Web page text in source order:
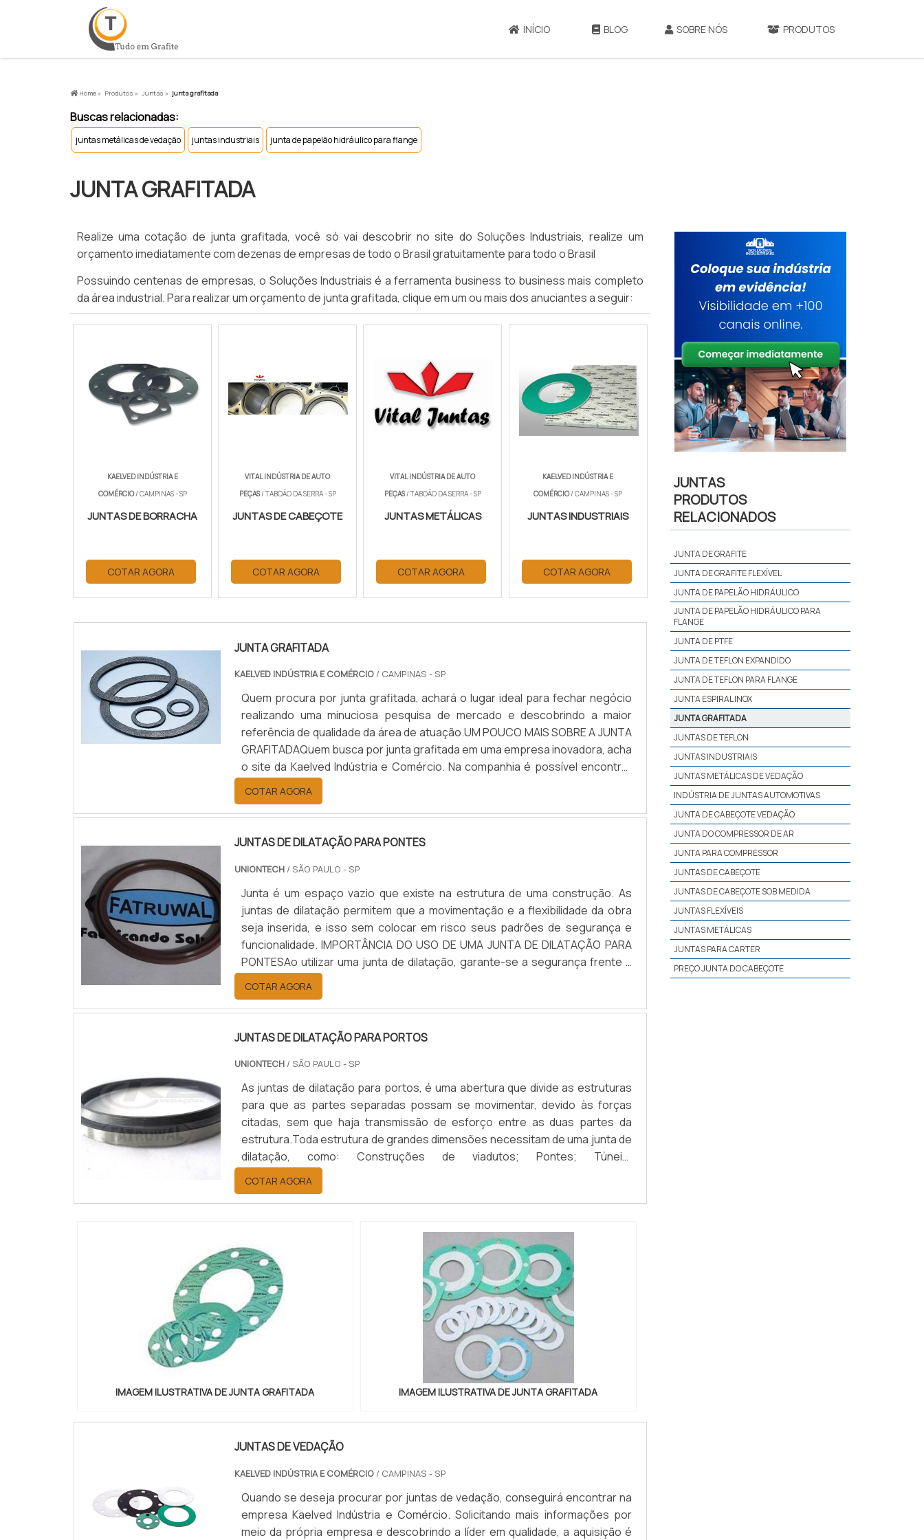
INÍCIO BLOG SOBRE NÓS PRODUTOS
Home » Produtos » Juntas » junta grafitada
Buscas relacionadas:
juntas metálicas de vedação juntas industriais junta de papelão hidráulico para flange
JUNTA GRAFITADA
Realize uma cotação de junta grafitada, você só vai descobrir no site do Soluções Industriais, realize um
orçamento imediatamente com dezenas de empresas de todo o Brasil gratuitamente para todo o Brasil
Possuindo centenas de empresas, o Soluções Industriais é a ferramenta business to business mais completo
da área industrial. Para realizar um orçamento de junta grafitada, clique em um ou mais dos anuciantes a seguir:
KAELVED INDÚSTRIA E
COMÉRCIO/ CAMPINAS - SP
JUNTAS DE BORRACHA
COTAR AGORA
VITAL INDÚSTRIA DE AUTO
PEÇAS/ TABOÃO DA SERRA - SP
JUNTAS DE CABEÇOTE
COTAR AGORA
VITAL INDÚSTRIA DE AUTO
PEÇAS/ TABOÃO DA SERRA - SP
JUNTAS METÁLICAS
COTAR AGORA
KAELVED INDÚSTRIA E
COMÉRCIO/ CAMPINAS - SP
JUNTAS INDUSTRIAIS
COTAR AGORA
JUNTA GRAFITADA
KAELVED INDÚSTRIA E COMÉRCIO / CAMPINAS - SP
Quem procura por junta grafitada, achará o lugar ideal para fechar negócio
realizando uma minuciosa pesquisa de mercado e descobrindo a maior
referência de qualidade da área de atuação.UM POUCO MAIS SOBRE A JUNTA
GRAFITADAQuem busca por junta grafitada em uma empresa inovadora, acha
o site da Kaelved Indústria e Comércio. Na companhia é possível encontrar
anel de vedação para alta pressão e perfil de borracha, garantindo o que há
de mel...
COTAR AGORA
JUNTAS DE DILATAÇÃO PARA PONTES
UNIONTECH / SÃO PAULO - SP
Junta é um espaço vazio que existe na estrutura de uma construção. As
juntas de dilatação permitem que a movimentação e a flexibilidade da obra
seja inserida, e isso sem colocar em risco seus padrões de segurança e
funcionalidade. IMPORTÂNCIA DO USO DE UMA JUNTA DE DILATAÇÃO PARA
PONTESAo utilizar uma junta de dilatação, garante-se a segurança frente a
vários tipos de movimentação, como: Compressão; Tração; Cisalhamento;
Rotação e recal...
COTAR AGORA
JUNTAS DE DILATAÇÃO PARA PORTOS
UNIONTECH / SÃO PAULO - SP
As juntas de dilatação para portos, é uma abertura que divide as estruturas
para que as partes separadas possam se movimentar, devido às forças
citadas, sem que haja transmissão de esforço entre as duas partes da
estrutura.Toda estrutura de grandes dimensões necessitam de uma junta de
dilatação, como: Construções de viadutos; Pontes; Túneis;
Estacionamentos; Edifícios; Indústrias; Metrôs; Reservatórios; Muros de
contenção; Escadas hidrá...
COTAR AGORA
IMAGEM ILUSTRATIVA DE JUNTA GRAFITADA IMAGEM ILUSTRATIVA DE JUNTA GRAFITADA
JUNTAS DE VEDAÇÃO
KAELVED INDÚSTRIA E COMÉRCIO/ CAMPINAS - SP
Quando se deseja procurar por juntas de vedação, conseguirá encontrar na
empresa Kaelved Indústria e Comércio. Solicitando mais informações por
meio da própria empresa e descobrindo a líder em qualidade, a aquisição é
JUNTAS
PRODUTOS
RELACIONADOS
JUNTA DE GRAFITE
JUNTA DE GRAFITE FLEXÍVEL
JUNTA DE PAPELÃO HIDRÁULICO
JUNTA DE PAPELÃO HIDRÁULICO PARA
FLANGE
JUNTA DE PTFE
JUNTA DE TEFLON EXPANDIDO
JUNTA DE TEFLON PARA FLANGE
JUNTA ESPIRAL INOX
JUNTA GRAFITADA
JUNTAS DE TEFLON
JUNTAS INDUSTRIAIS
JUNTAS METÁLICAS DE VEDAÇÃO
INDÚSTRIA DE JUNTAS AUTOMOTIVAS
JUNTA DE CABEÇOTE VEDAÇÃO
JUNTA DO COMPRESSOR DE AR
JUNTA PARA COMPRESSOR
JUNTAS DE CABEÇOTE
JUNTAS DE CABEÇOTE SOB MEDIDA
JUNTAS FLEXÍVEIS
JUNTAS METÁLICAS
JUNTAS PARA CARTER
PREÇO JUNTA DO CABEÇOTE